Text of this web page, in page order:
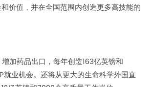
价值，并在全国范围内创造更多高技能的
加药品出口，每年创造163亿英镑和
就业机会。还将从更大的生命科学外国直